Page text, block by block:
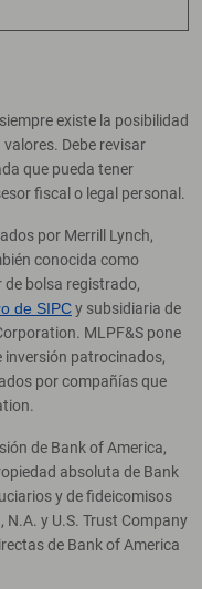
existe la posibilidad
Debe revisar
que pueda tener
fiscal o legal personal.
por Merrill Lynch,
conocida como
de bolsa registrado,
de SIPCy subsidiaria de
MLPF&S pone
patrocinados,
por compañías que
de Bank of America,
absoluta de Bank
y de fideicomisos
y U.S. Trust Company
de Bank of America